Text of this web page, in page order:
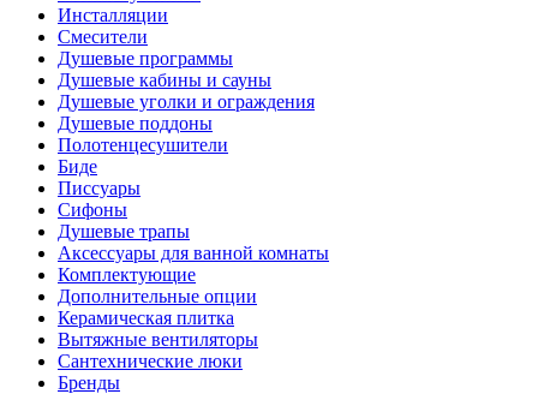
Инсталляции
Смесители
Душевые программы
Душевые кабины и сауны
Душевые уголки и ограждения
Душевые поддоны
Полотенцесушители
Биде
Писсуары
Сифоны
Душевые трапы
Аксессуары для ванной комнаты
Комплектующие
Дополнительные опции
Керамическая плитка
Вытяжные вентиляторы
Сантехнические люки
Бренды